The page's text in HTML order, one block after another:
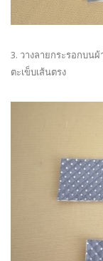
3. วางลายกระรอกบน
ตะเข็บเส้นตรง